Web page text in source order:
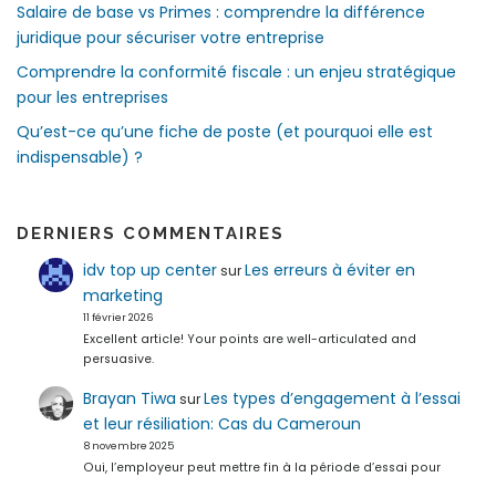
Salaire de base vs Primes : comprendre la différence
juridique pour sécuriser votre entreprise
Comprendre la conformité fiscale : un enjeu stratégique
pour les entreprises
Qu’est-ce qu’une fiche de poste (et pourquoi elle est
indispensable) ?
DERNIERS COMMENTAIRES
idv top up centersurLes erreurs à éviter en
marketing
11 février 2026
Excellent article! Your points are well-articulated and
persuasive.
Brayan Tiwa surLes types d’engagement à l’essai
et leur résiliation: Cas du Cameroun
8 novembre 2025
Oui, l’employeur peut mettre fin à la période d’essai pour